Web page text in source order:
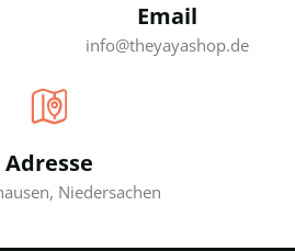
Email
info@theyayashop.de
Adresse
Niedersachen